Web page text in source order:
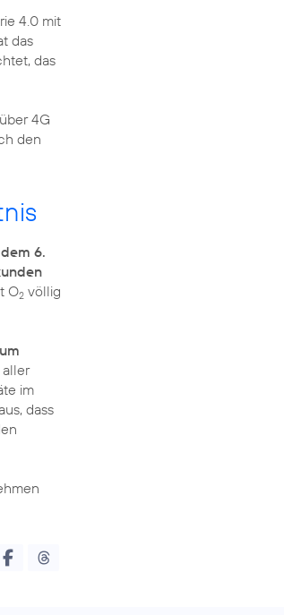
4.0 mit
das
das
4G
den
6.
O2 völlig
aller
im
dass